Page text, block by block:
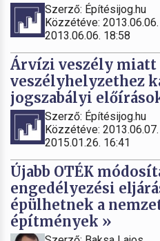
Szerző: Építésijog.hu
Közzétéve:
2013.06.06. 18:58
Árvízi veszély
veszélyhelyzethez
jogszabályi
Szerző: Építésijog.hu
Közzétéve:
2015.01.26. 16:41
Újabb OTÉK
engedélyezési
épülhetnek a
építmények »